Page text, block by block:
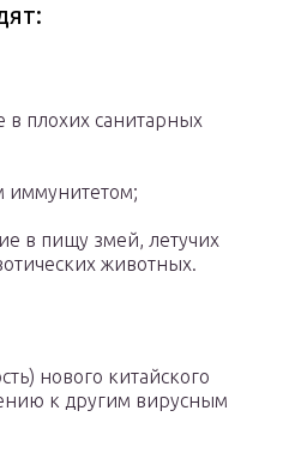
плохих санитарных
иммунитетом;
в пищу змей, летучих
животных.
нового китайского
к другим вирусным